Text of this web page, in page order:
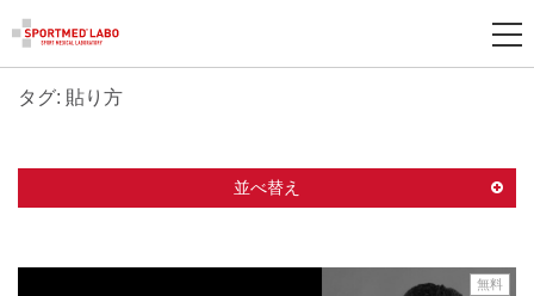
タグ: 貼り方
並べ替え
無料